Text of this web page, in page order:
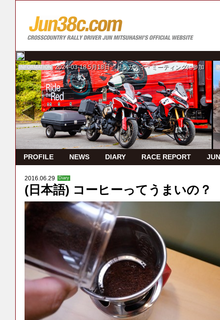
INFORMATION 2024-03-18 5月18日 ドゥカティ・ミーティングに参加
PROFILE NEWS DIARY RACE REPORT
2016.06.29 Diary
(日本語) コーヒーってうまいの？